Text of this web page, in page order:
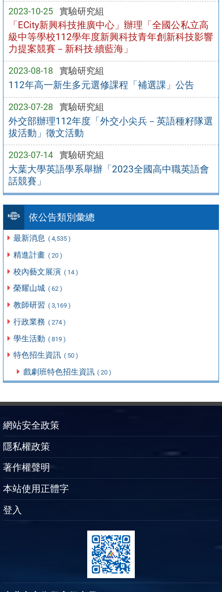
2023-10-25 實驗研究組
「ECity新興科技推廣中心」辦理「全國公私立高
級中等學校112學年度新興科技青年創新科技影響
力提案競賽－新科技‧續藍海」
2023-08-18 實驗研究組
112年高一新生多元選修課程「補選課」公告
2023-07-28 實驗研究組
外交部辦理112年度「外交小尖兵－英語種籽隊選
拔活動」徵文活動
2023-07-14 實驗研究組
大葉大學英語學系舉辦「2023全國高中職英語會
話競賽」
依公告類別彙總
最新消息 ( 4,535 )
精進計畫 ( 20 )
校內藝文展演 ( 14 )
榮耀山城 ( 62 )
教師研習 ( 3,169 )
行政業務 ( 274 )
學生活動 ( 819 )
特色招生資訊 ( 50 )
戲劇班特色招生資訊 ( 20 )
網站安全政策
隱私權政策
著作權聲明
本站使用正體字
登入